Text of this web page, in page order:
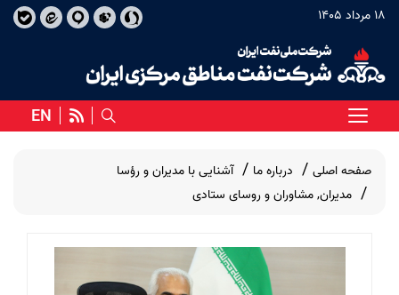
18 مرداد 1405
EN
صفحه اصلی درباره ما
آشنایی با مدیران و رؤسا
مدیران, مشاوران و روسای ستادی